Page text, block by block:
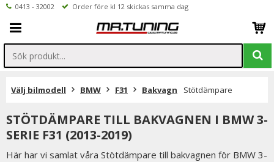
0413 - 32002 Order före kl 12 skickas samma dag
Välj bilmodell BMW F31 Bakvagn Stötdämpare
STÖTDÄMPARE TILL BAKVAGNEN I BMW 3-
SERIE F31 (2013-2019)
Här har vi samlat våra Stötdämpare till bakvagnen för BMW 3-